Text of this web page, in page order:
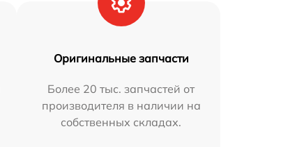
Оригинальные запчасти
Более 20 тыс. запчастей от
производителя в наличии на
собственных складах.